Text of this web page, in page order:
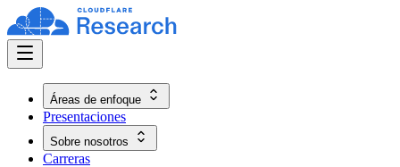
Áreas de enfoque
Presentaciones
Sobre nosotros
Carreras